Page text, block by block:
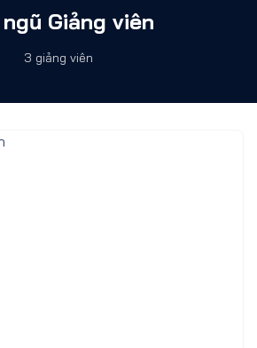
Giảng viên
3 giảng viên